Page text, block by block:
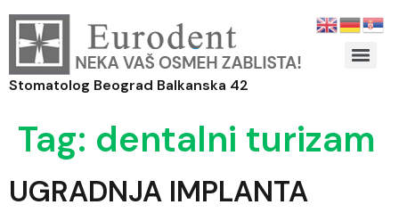
Stomatolog Beograd Balkanska 42
Tag: dentalni turizam
UGRADNJA IMPLANTA